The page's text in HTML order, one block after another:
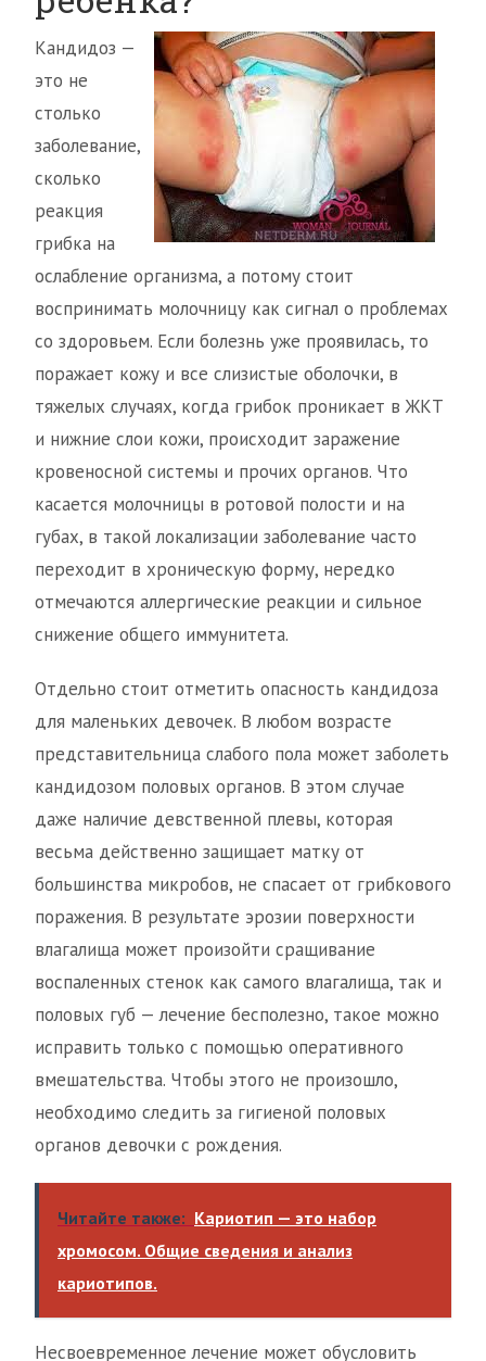
Кандидоз —
это не
столько
заболевание,
сколько
реакция
грибка на
ослабление организма, а потому стоит
воспринимать молочницу как сигнал о проблемах
со здоровьем. Если болезнь уже проявилась, то
поражает кожу и все слизистые оболочки, в
тяжелых случаях, когда грибок проникает в ЖКТ
и нижние слои кожи, происходит заражение
кровеносной системы и прочих органов. Что
касается молочницы в ротовой полости и на
губах, в такой локализации заболевание часто
переходит в хроническую форму, нередко
отмечаются аллергические реакции и сильное
снижение общего иммунитета.
Отдельно стоит отметить опасность кандидоза
для маленьких девочек. В любом возрасте
представительница слабого пола может заболеть
кандидозом половых органов. В этом случае
даже наличие девственной плевы, которая
весьма действенно защищает матку от
большинства микробов, не спасает от грибкового
поражения. В результате эрозии поверхности
влагалища может произойти сращивание
воспаленных стенок как самого влагалища, так и
половых губ — лечение бесполезно, такое можно
исправить только с помощью оперативного
вмешательства. Чтобы этого не произошло,
необходимо следить за гигиеной половых
органов девочки с рождения.
Читайте также: Кариотип — это набор
хромосом. Общие сведения и анализ
кариотипов.
Несвоевременное лечение может обусловить